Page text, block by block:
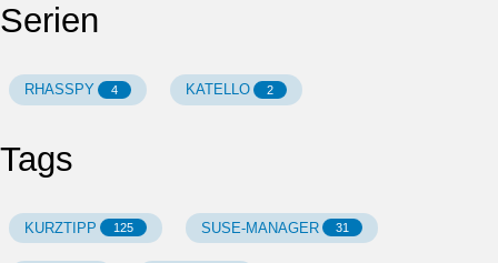
Serien
RHASSPY 4 KATELLO 2
Tags
KURZTIPP 125 SUSE-MANAGER 31